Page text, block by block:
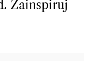
Zainspiruj